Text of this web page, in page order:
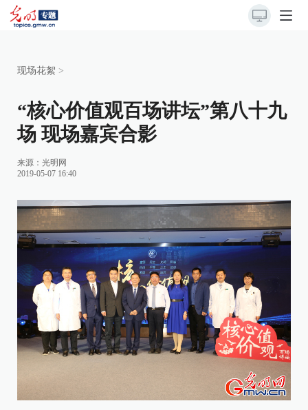
现场花絮 >
“核心价值观百场讲坛”第八十九
场 现场嘉宾合影
来源： 光明网
2019-05-07 16:40